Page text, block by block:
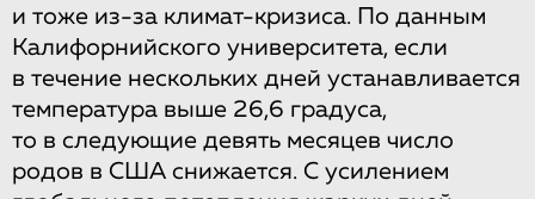
и тоже из-за климат-кризиса. По данным
Калифорнийского университета, если
в течение нескольких дней устанавливается
температура выше 26,6 градуса,
то в следующие девять месяцев число
родов в США снижается. С усилением